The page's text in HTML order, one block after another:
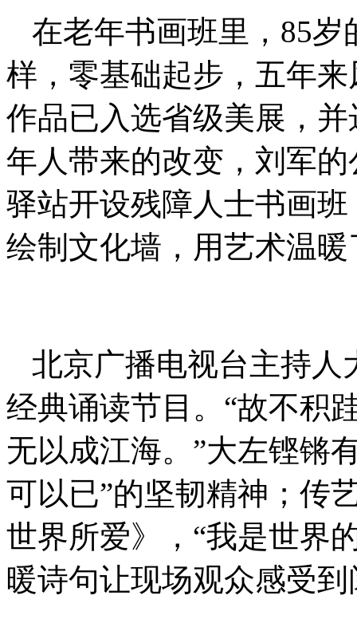
在老年书画班里，85
样，零基础起步，五年
作品已入选省级美展，
年人带来的改变，刘军
驿站开设残障人士书画
绘制文化墙，用艺术温
北京广播电视台主持人
经典诵读节目。“故不积
无以成江海。”大左铿锵
可以已”的坚韧精神；
世界所爱》，“我是世界
暖诗句让现场观众感受